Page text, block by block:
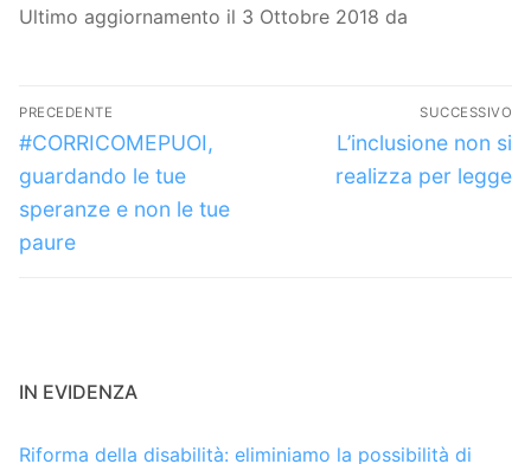
Ultimo aggiornamento il 3 Ottobre 2018 da
Navigazione
articoli
PRECEDENTE
Articolo
precedente:
#CORRICOMEPUOI,
guardando le tue
speranze e non le tue
paure
SUCCESSIVO
Articolo
successivo:
L’inclusione non si
realizza per legge
IN EVIDENZA
Riforma della disabilità: eliminiamo la possibilità di